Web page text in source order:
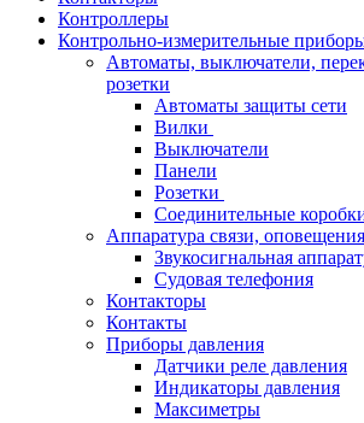
Контроллеры
Контрольно-измерительные
Автоматы, выключатели,
розетки
Автоматы защиты сети
Вилки
Выключатели
Панели
Розетки
Соединительные
Аппаратура связи, оповещения
Звукосигнальная
Судовая телефония
Контакторы
Контакты
Приборы давления
Датчики реле давления
Индикаторы давления
Максиметры